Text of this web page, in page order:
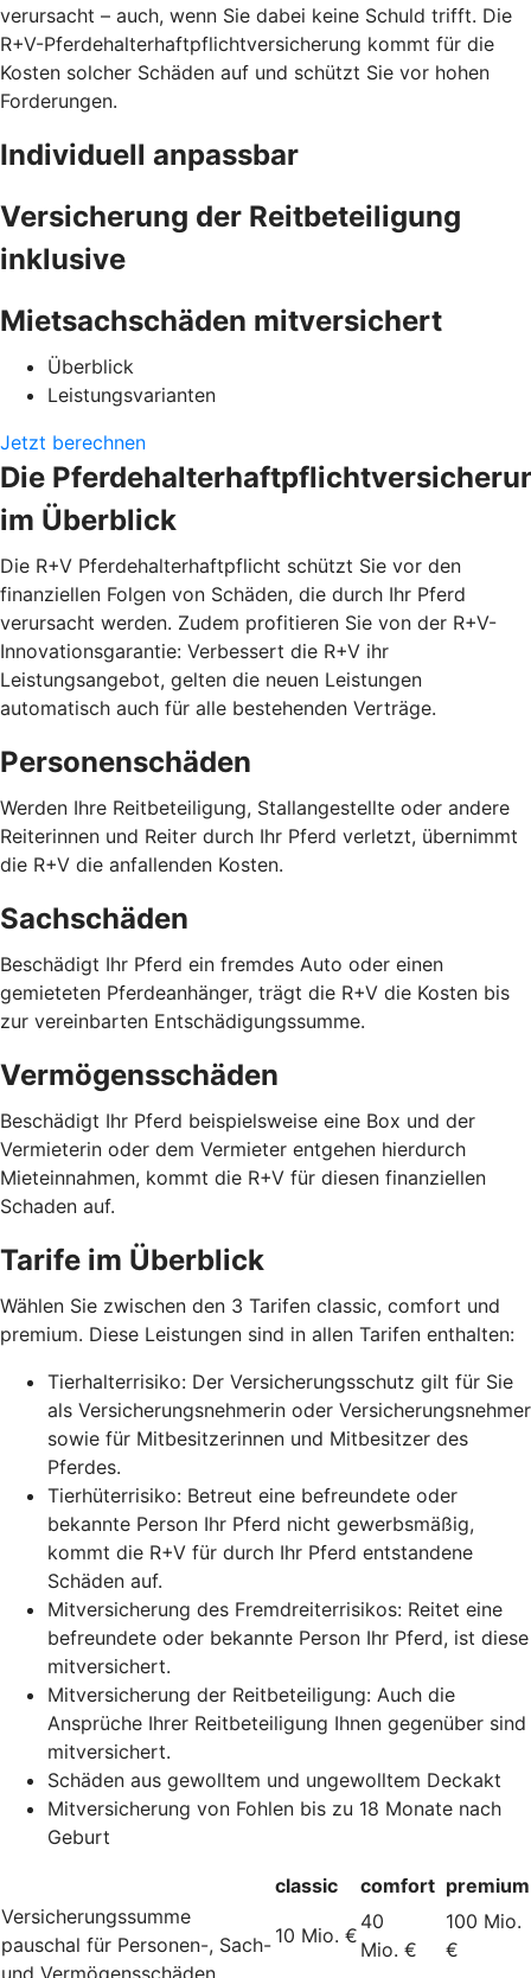
verursacht – auch, wenn Sie dabei keine Schuld trifft. Die
R+V-Pferdehalterhaftpflichtversicherung kommt für die
Kosten solcher Schäden auf und schützt Sie vor hohen
Forderungen.
Individuell anpassbar
Versicherung der Reitbeteiligung
inklusive
Mietsachschäden mitversichert
Überblick
Leistungsvarianten
Jetzt berechnen
Die
im Überblick
Die R+V Pferdehalterhaftpflicht schützt Sie vor den
finanziellen Folgen von Schäden, die durch Ihr Pferd
verursacht werden. Zudem profitieren Sie von der R+V-
Innovationsgarantie: Verbessert die R+V ihr
Leistungsangebot, gelten die neuen Leistungen
automatisch auch für alle bestehenden Verträge.
Personenschäden
Werden Ihre Reitbeteiligung, Stallangestellte oder andere
Reiterinnen und Reiter durch Ihr Pferd verletzt, übernimmt
die R+V die anfallenden Kosten.
Sachschäden
Beschädigt Ihr Pferd ein fremdes Auto oder einen
gemieteten Pferdeanhänger, trägt die R+V die Kosten bis
zur vereinbarten Entschädigungssumme.
Vermögensschäden
Beschädigt Ihr Pferd beispielsweise eine Box und der
Vermieterin oder dem Vermieter entgehen hierdurch
Mieteinnahmen, kommt die R+V für diesen finanziellen
Schaden auf.
Tarife im Überblick
Wählen Sie zwischen den 3 Tarifen classic, comfort und
premium. Diese Leistungen sind in allen Tarifen enthalten:
Tierhalterrisiko: Der Versicherungsschutz gilt für Sie
als Versicherungsnehmerin oder Versicherungsnehmer
sowie für Mitbesitzerinnen und Mitbesitzer des
Pferdes.
Tierhüterrisiko: Betreut eine befreundete oder
bekannte Person Ihr Pferd nicht gewerbsmäßig,
kommt die R+V für durch Ihr Pferd entstandene
Schäden auf.
Mitversicherung des Fremdreiterrisikos: Reitet eine
befreundete oder bekannte Person Ihr Pferd, ist diese
mitversichert.
Mitversicherung der Reitbeteiligung: Auch die
Ansprüche Ihrer Reitbeteiligung Ihnen gegenüber sind
mitversichert.
Schäden aus gewolltem und ungewolltem Deckakt
Mitversicherung von Fohlen bis zu 18 Monate nach
Geburt
classic comfort premium
Versicherungssumme
pauschal für Personen-, Sach-
und Vermögensschäden
10 Mio. €
40
Mio. €
100 Mio.
€